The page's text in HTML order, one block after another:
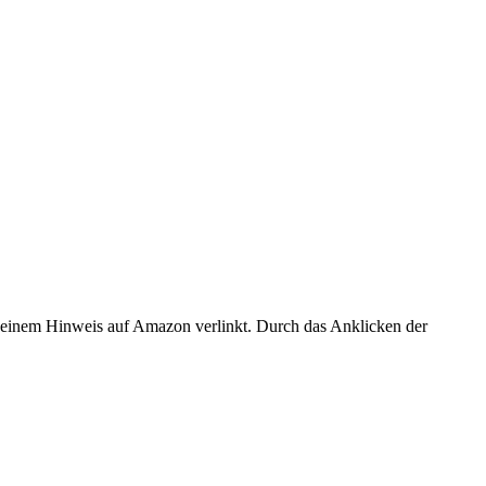
Hinweis auf Amazon verlinkt. Durch das Anklicken der